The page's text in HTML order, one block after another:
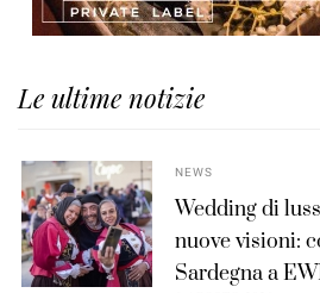
Le ultime notizie
NEWS
Wedding di
nuove visioni:
Sardegna a